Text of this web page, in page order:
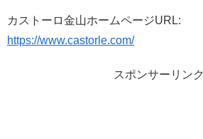
カストーロ金山ホームページURL:
https://www.castorle.com/
スポンサーリンク